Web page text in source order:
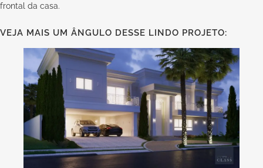
frontal da casa.
VEJA MAIS UM ÂNGULO DESSE LINDO PROJETO: